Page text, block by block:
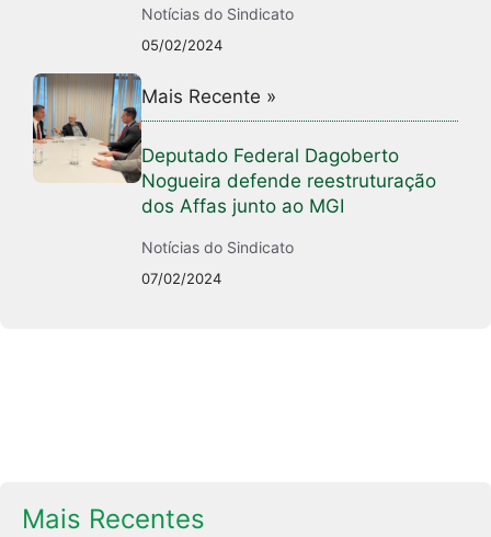
Notícias do Sindicato
05/02/2024
Mais Recente »
Deputado Federal Dagoberto
Nogueira defende reestruturação
dos Affas junto ao MGI
Notícias do Sindicato
07/02/2024
Mais Recentes